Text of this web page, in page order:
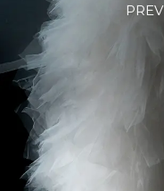
PREV